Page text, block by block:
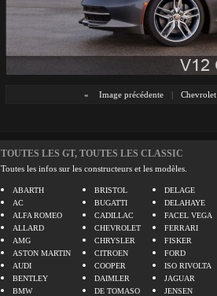
« Image précédente | Chevrolet
TOUTES LES GT, TOUTES LES CLASSIC
Toutes les infos sur les constructeurs et les modèles.
ABARTH
AC
ALFA ROMEO
ALLARD
AMG
ASTON MARTIN
AUDI
BENTLEY
BMW
BRISTOL
BUGATTI
CADILLAC
CHEVROLET
CHRYSLER
CITROEN
COOPER
DAIMLER
DE TOMASO
DELAGE
DELAHAYE
FACEL VEGA
FERRARI
FISKER
FORD
ISO RIVOLTA
JAGUAR
JENSEN